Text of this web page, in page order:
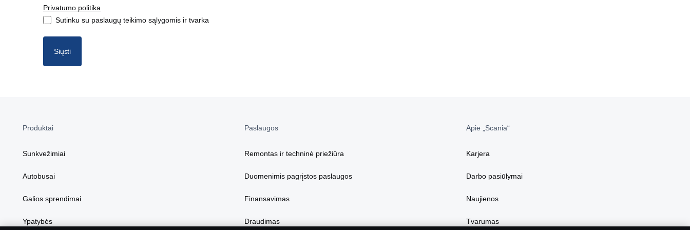
Privatumo politika
Sutinku su paslaugų teikimo sąlygomis ir tvarka
Siųsti
Produktai
Sunkvežimiai
Autobusai
Galios sprendimai
Ypatybės
Paslaugos
Remontas ir techninė priežiūra
Duomenimis pagrįstos paslaugos
Finansavimas
Draudimas
Apie „Scania“
Karjera
Darbo pasiūlymai
Naujienos
Tvarumas